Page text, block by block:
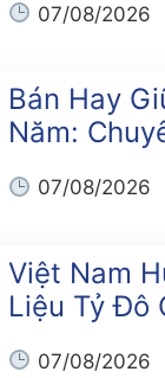
07/08/2026
Bán Hay
Năm:
07/08/2026
Việt Nam
Liệu Tỷ Đô
07/08/2026